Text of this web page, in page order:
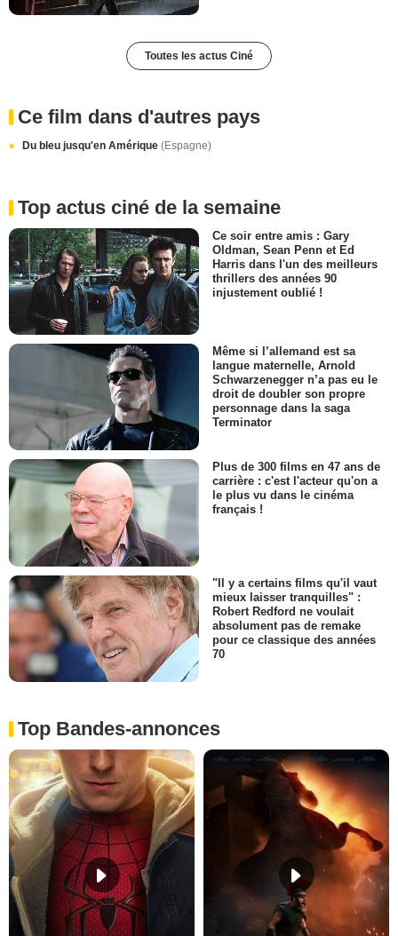
Toutes les actus Ciné
Ce film dans d'autres pays
Du bleu jusqu'en Amérique (Espagne)
Top actus ciné de la semaine
Ce soir entre amis : Gary
Oldman, Sean Penn et Ed
Harris dans l'un des meilleurs
thrillers des années 90
injustement oublié !
Même si l’allemand est sa
langue maternelle, Arnold
Schwarzenegger n’a pas eu le
droit de doubler son propre
personnage dans la saga
Terminator
Plus de 300 films en 47 ans de
carrière : c'est l'acteur qu'on a
le plus vu dans le cinéma
français !
"Il y a certains films qu'il vaut
mieux laisser tranquilles" :
Robert Redford ne voulait
absolument pas de remake
pour ce classique des années
70
Top Bandes-annonces